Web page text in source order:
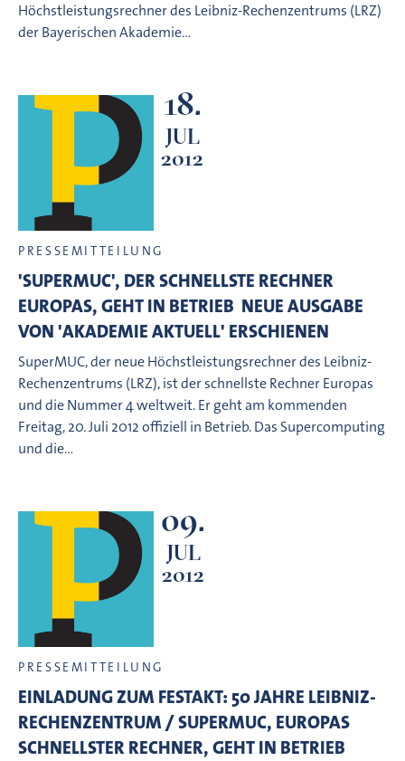
Höchstleistungsrechner des Leibniz-Rechenzentrums (LRZ)
der Bayerischen Akademie…
18.
JUL
2012
PRESSEMITTEILUNG
'SUPERMUC', DER SCHNELLSTE RECHNER
EUROPAS, GEHT IN BETRIEB  NEUE AUSGABE
VON 'AKADEMIE AKTUELL' ERSCHIENEN
SuperMUC, der neue Höchstleistungsrechner des Leibniz-
Rechenzentrums (LRZ), ist der schnellste Rechner Europas
und die Nummer 4 weltweit. Er geht am kommenden
Freitag, 20. Juli 2012 offiziell in Betrieb. Das Supercomputing
und die…
09.
JUL
2012
PRESSEMITTEILUNG
EINLADUNG ZUM FESTAKT: 50 JAHRE LEIBNIZ-
RECHENZENTRUM / SUPERMUC, EUROPAS
SCHNELLSTER RECHNER, GEHT IN BETRIEB